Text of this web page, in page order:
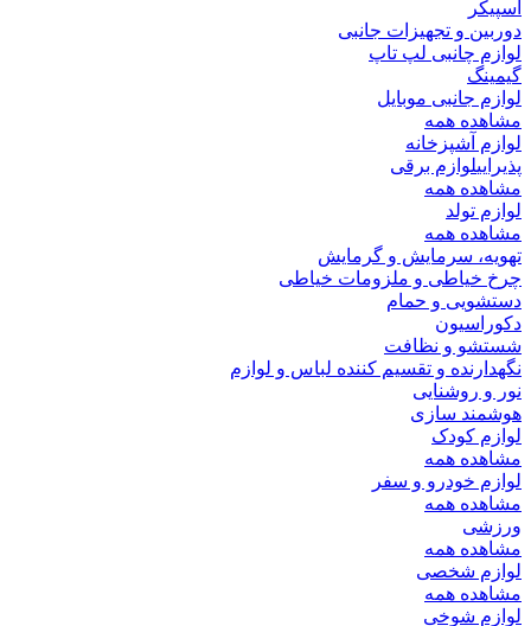
اسپیکر
دوربین و تجهیزات جانبی
لوازم چانبی لپ تاپ
گیمینگ
لوازم جانبی موبایل
مشاهده همه
لوازم آشپزخانه
پذیراییلوازم برقی
مشاهده همه
لوازم تولد
مشاهده همه
تهویه، سرمایش و گرمایش
چرخ خیاطی و ملزومات خیاطی
دستشویی و حمام
دکوراسیون
شستشو و نظافت
نگهدارنده و تقسیم کننده لباس و لوازم
نور و روشنایی
هوشمند سازی
لوازم کودک
مشاهده همه
لوازم خودرو و سفر
مشاهده همه
ورزشی
مشاهده همه
لوازم شخصی
مشاهده همه
لوازم شوخی